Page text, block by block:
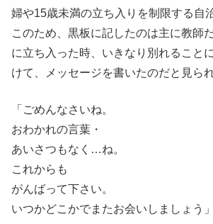
婦や15歳未満の立ち入りを制限する自
このため、黒板に記したのは主に教師
に立ち入った時、いきなり別れること
けて、メッセージを書いたのだと見られ
「ごめんなさいね。
おわかれの言葉・
あいさつもなく…ね。
これからも
がんばって下さい。
いつかどこかでまたお会いしましょう」